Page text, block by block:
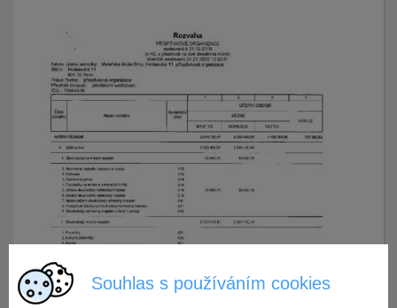
Souhlas s používáním cookies